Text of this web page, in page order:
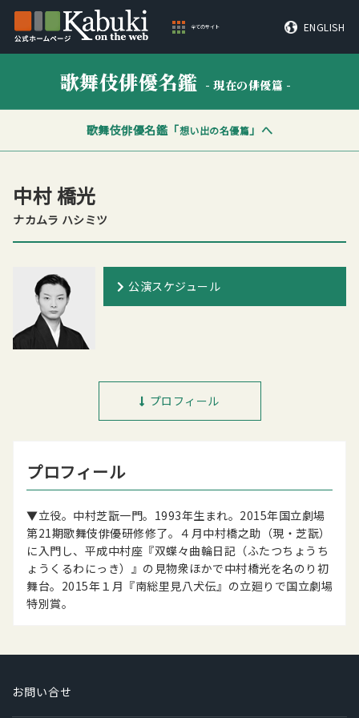
全てのサイト ENGLISH
歌舞伎俳優名鑑 - 現在の俳優篇 -
歌舞伎俳優名鑑「想い出の名優篇」へ
中村 橋光
ナカムラ ハシミツ
公演スケジュール
プロフィール
プロフィール
▼立役。中村芝翫一門。1993年生まれ。2015年国立劇場
第21期歌舞伎俳優研修修了。４月中村橋之助（現・芝翫）
に入門し、平成中村座『双蝶々曲輪日記（ふたつちょうち
ょうくるわにっき）』の見物衆ほかで中村橋光を名のり初
舞台。2015年１月『南総里見八犬伝』の立廻りで国立劇場
特別賞。
お問い合せ